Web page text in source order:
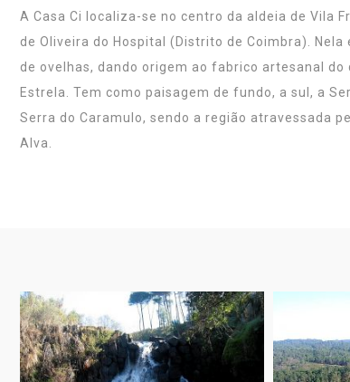
A Casa Ci localiza-se no centro da aldeia de Vila
de Oliveira do Hospital (Distrito de Coimbra). Nela
de ovelhas, dando origem ao fabrico artesanal do
Estrela. Tem como paisagem de fundo, a sul, a
Serra do Caramulo, sendo a região atravessada
Alva.